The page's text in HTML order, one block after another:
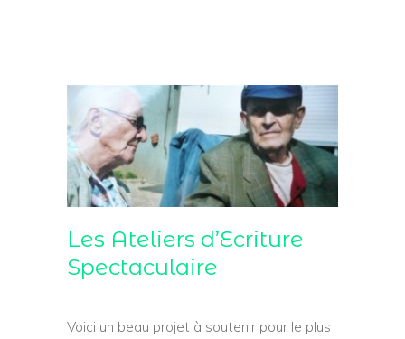
Les Ateliers d’Ecriture
Spectaculaire
Voici un beau projet à soutenir pour le plus